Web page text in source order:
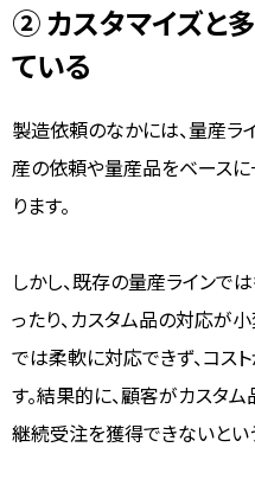
② カスタマイズと
ている
製造依頼のなかには、量産
産の依頼や量産品をベース
ります。
しかし、既存の量産ライン
ったり、カスタム品の対応が
では柔軟に対応できず、コス
す。結果的に、顧客がカスタ
継続受注を獲得できないとい